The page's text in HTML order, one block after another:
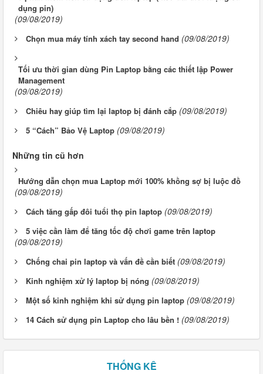
dụng pin)
(09/08/2019)
Chọn mua máy tính xách tay second hand (09/08/2019)
Tối ưu thời gian dùng Pin Laptop bằng các thiết lập Power
Management
(09/08/2019)
Chiêu hay giúp tìm lại laptop bị đánh cắp (09/08/2019)
5 “Cách” Bảo Vệ Laptop (09/08/2019)
Những tin cũ hơn
Hướng dẫn chọn mua Laptop mới 100% khồng sợ bị luộc đồ
(09/08/2019)
Cách tăng gấp đôi tuổi thọ pin laptop (09/08/2019)
5 việc cần làm để tăng tốc độ chơi game trên laptop
(09/08/2019)
Chống chai pin laptop và vấn đề cần biết (09/08/2019)
Kinh nghiệm xử lý laptop bị nóng (09/08/2019)
Một số kinh nghiệm khi sử dụng pin laptop (09/08/2019)
14 Cách sử dụng pin Laptop cho lâu bền ! (09/08/2019)
THỐNG KÊ